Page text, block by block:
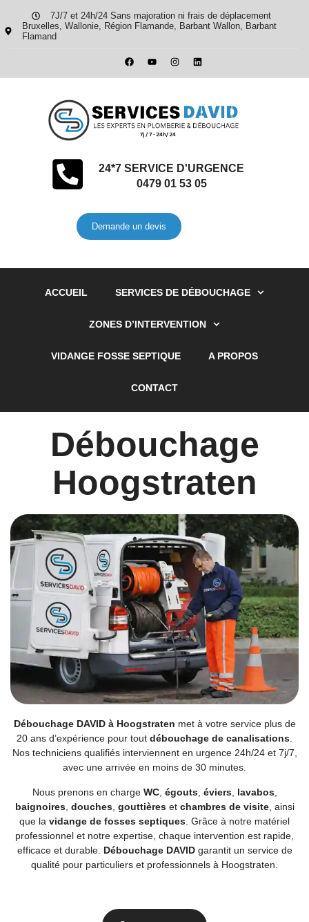
7J/7 et 24h/24 Sans majoration ni frais de déplacement
Bruxelles, Wallonie, Région Flamande, Barbant Wallon, Barbant
Flamand
24*7 SERVICE D'URGENCE
0479 01 53 05
Demande un devis
ACCUEIL SERVICES DE DÉBOUCHAGE
ZONES D’INTERVENTION
VIDANGE FOSSE SEPTIQUE A PROPOS
CONTACT
Débouchage
Hoogstraten
Débouchage DAVID à Hoogstraten met à votre service plus de
20 ans d’expérience pour tout débouchage de canalisations.
Nos techniciens qualifiés interviennent en urgence 24h/24 et 7j/7,
avec une arrivée en moins de 30 minutes.
Nous prenons en charge WC, égouts, éviers, lavabos,
baignoires, douches, gouttièreset chambres de visite, ainsi
que la vidange de fosses septiques. Grâce à notre matériel
professionnel et notre expertise, chaque intervention est rapide,
efficace et durable. Débouchage DAVIDgarantit un service de
qualité pour particuliers et professionnels à Hoogstraten.